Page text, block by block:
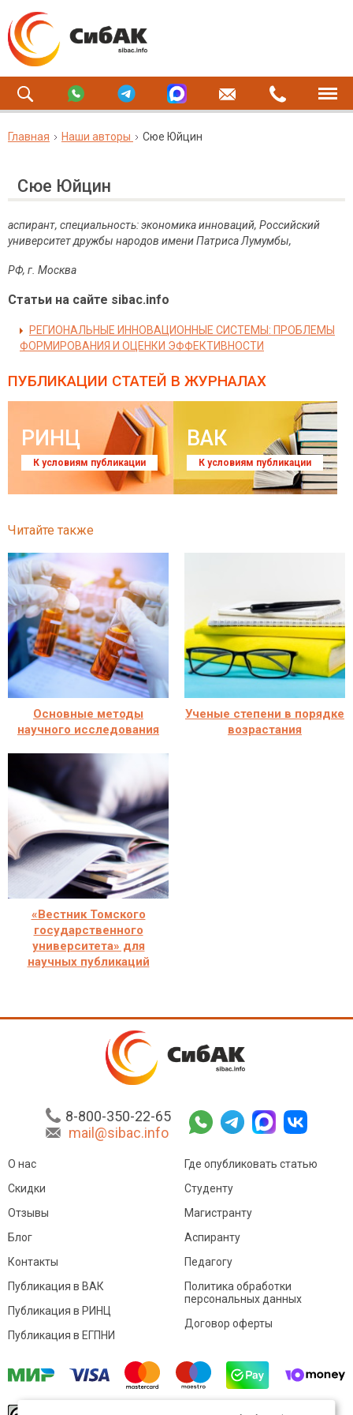
Главная Наши авторы Сюе Юйцин
Сюе Юйцин
аспирант, специальность: экономика инноваций, Российский
университет дружбы народов имени Патриса Лумумбы,
РФ, г Москва
Статьи на сайте sibac.info
РЕГИОНАЛЬНЫЕ ИННОВАЦИОННЫЕ СИСТЕМЫ: ПРОБЛЕМЫ
ФОРМИРОВАНИЯ И ОЦЕНКИ ЭФФЕКТИВНОСТИ
ПУБЛИКАЦИИ СТАТЕЙ В ЖУРНАЛАХ
РИНЦ
К условиям публикации
ВАК
К условиям публикации
Читайте также
Основные методы
научного исследования
Ученые степени в порядке
возрастания
«Вестник Томского
государственного
университета» для
научных публикаций
8-800-350-22-65
mail@sibac.info
О нас
Скидки
Отзывы
Блог
Контакты
Где опубликовать статью
Студенту
Магистранту
Аспиранту
Педагогу
Публикация в ВАК
Публикация в РИНЦ
Публикация в ЕГПНИ
Политика обработки
персональных данных
Договор оферты